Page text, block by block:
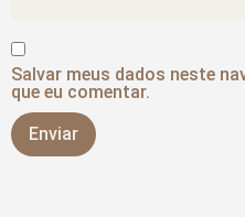
Salvar meus dados neste
que eu comentar.